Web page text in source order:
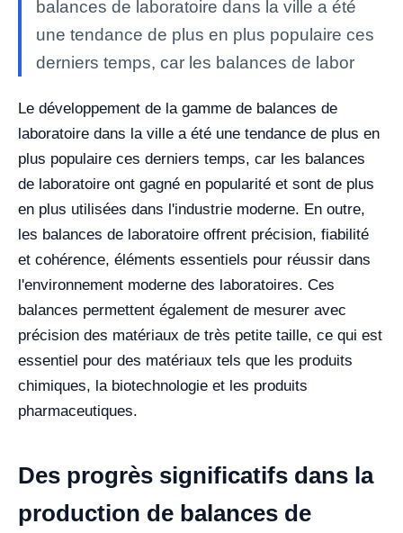
balances de laboratoire dans la ville a été
une tendance de plus en plus populaire ces
derniers temps, car les balances de labor
Le développement de la gamme de balances de
laboratoire dans la ville a été une tendance de plus en
plus populaire ces derniers temps, car les balances
de laboratoire ont gagné en popularité et sont de plus
en plus utilisées dans l'industrie moderne. En outre,
les balances de laboratoire offrent précision, fiabilité
et cohérence, éléments essentiels pour réussir dans
l'environnement moderne des laboratoires. Ces
balances permettent également de mesurer avec
précision des matériaux de très petite taille, ce qui est
essentiel pour des matériaux tels que les produits
chimiques, la biotechnologie et les produits
pharmaceutiques.
Des progrès significatifs dans la
production de balances de